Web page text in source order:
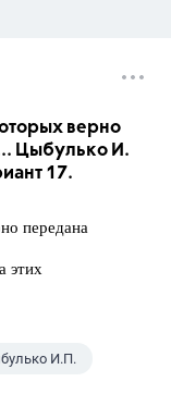
верно
Цыбулько И.
17.
передана
этих
И.П.